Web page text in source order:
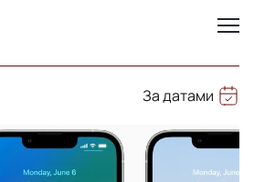
За датами